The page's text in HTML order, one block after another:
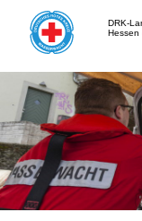
DRK-
Hessen